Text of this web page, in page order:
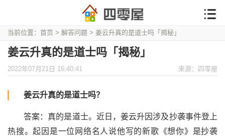
当前位置： 首页 > 解答问题 > 姜云升真的是道士吗「揭秘」
姜云升真的是道士吗「揭秘」
2022年07月21日 16:40:41 来源：四零屋
姜云升真的是道士吗？
答案：真的是道士。近日，姜云升因涉及抄袭事件登上
热搜。起因是一位网络名人说他写的新歌《想你》是抄袭